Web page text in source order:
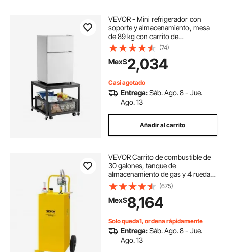
VEVOR - Mini refrigerador con
soporte y almacenamiento, mesa
de 89 kg con carrito de
almacenamiento móvil y ruedas
giratorias, soporte para bebidas,
organizador para oficina, hogar y
dormitorio, color negro
(74)
Mex$2,034
Casi agotado
Entrega:Sáb. Ago. 8 - Jue.
Ago. 13
Añadir al carrito
VEVOR Carrito de combustible de
30 galones, tanque de
almacenamiento de gas y 4 ruedas,
con bomba de transferencia
Manuel, contenedor de
combustible diésel de gasolina para
automóviles, cortadoras de
(675)
Mex$8,164
Solo queda1, ordena rápidamente
Entrega:Sáb. Ago. 8 - Jue.
Ago. 13